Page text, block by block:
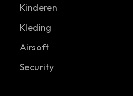
Kinderen
Kleding
Airsoft
Security